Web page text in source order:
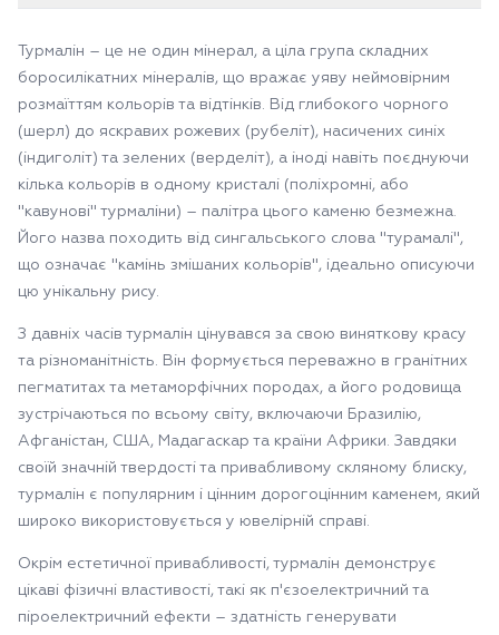
Турмалін – це не один мінерал, а ціла група складних
боросилікатних мінералів, що вражає уяву неймовірним
розмаїттям кольорів та відтінків. Від глибокого чорного
(шерл) до яскравих рожевих (рубеліт), насичених синіх
(індиголіт) та зелених (верделіт), а іноді навіть поєднуючи
кілька кольорів в одному кристалі (поліхромні, або
"кавунові" турмаліни) – палітра цього каменю безмежна.
Його назва походить від сингальського слова "турамалі",
що означає "камінь змішаних кольорів", ідеально описуючи
цю унікальну рису.
З давніх часів турмалін цінувався за свою виняткову красу
та різноманітність. Він формується переважно в гранітних
пегматитах та метаморфічних породах, а його родовища
зустрічаються по всьому світу, включаючи Бразилію,
Афганістан, США, Мадагаскар та країни Африки. Завдяки
своїй значній твердості та привабливому скляному блиску,
турмалін є популярним і цінним дорогоцінним каменем, який
широко використовується у ювелірній справі.
Окрім естетичної привабливості, турмалін демонструє
цікаві фізичні властивості, такі як п'єзоелектричний та
піроелектричний ефекти – здатність генерувати